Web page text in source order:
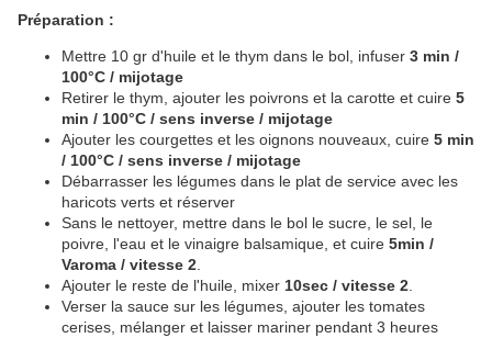
Préparation :
Mettre 10 gr d'huile et le thym dans le bol, infuser 3 min /
100°C / mijotage
Retirer le thym, ajouter les poivrons et la carotte et cuire 5
min / 100°C / sens inverse / mijotage
Ajouter les courgettes et les oignons nouveaux, cuire 5 min
/ 100°C / sens inverse / mijotage
Débarrasser les légumes dans le plat de service avec les
haricots verts et réserver
Sans le nettoyer, mettre dans le bol le sucre, le sel, le
poivre, l'eau et le vinaigre balsamique, et cuire 5min /
Varoma / vitesse 2
Ajouter le reste de l'huile, mixer 10sec / vitesse 2
Verser la sauce sur les légumes, ajouter les tomates
cerises, mélanger et laisser mariner pendant 3 heures